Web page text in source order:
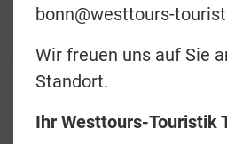
Tarangire
bonn@westtours-
Wir freuen uns auf Sie
Standort.
Ihr Westtours-Touristik